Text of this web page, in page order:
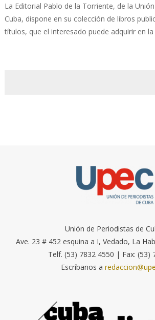
La Editorial Pablo de la Torriente, de la
Cuba, dispone en su colección de libros
títulos, que el interesado puede adquirir en
Unión de Periodistas de
Ave. 23 # 452 esquina a I, Vedado, La
Telf. (53) 7832 4550 | Fax: (53)
Escríbanos a